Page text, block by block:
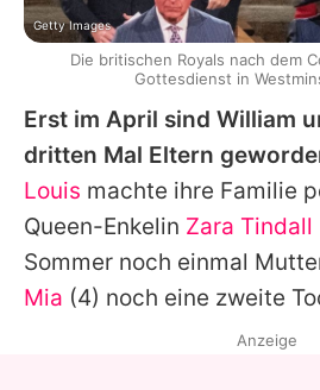
Erst im April sind William
dritten Mal Eltern
Louis machte ihre Familie
Queen-Enkelin Zara Tindall
Sommer noch einmal
Mia (4) noch eine zweite
Getty Images
Die britischen Royals nach dem
Gottesdienst in
Anzeige